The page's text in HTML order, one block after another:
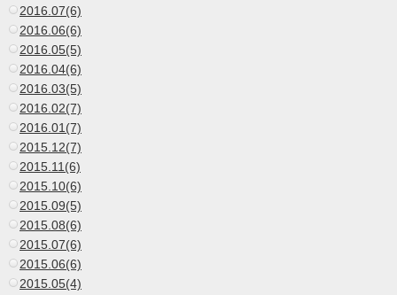
2016.07(6)
2016.06(6)
2016.05(5)
2016.04(6)
2016.03(5)
2016.02(7)
2016.01(7)
2015.12(7)
2015.11(6)
2015.10(6)
2015.09(5)
2015.08(6)
2015.07(6)
2015.06(6)
2015.05(4)